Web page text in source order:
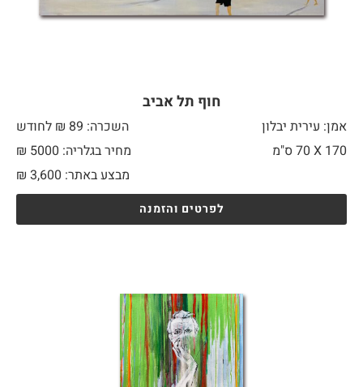
חוף תל אביב
אמן: עירית יבלון
השכרה: 89 ₪ לחודש
170 X
מחיר בגלריה: 5000 ₪
מבצע באתר:
₪ 3,600
לפרטים והזמנה